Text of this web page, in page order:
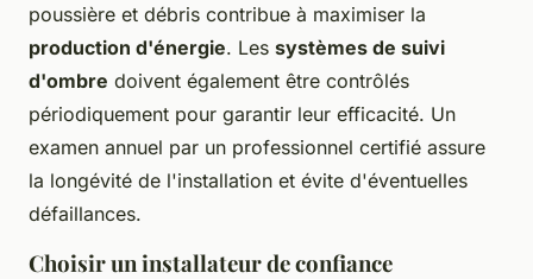
poussière et débris contribue à maximiser la
production d'énergie. Les systèmes de suivi
d'ombre doivent également être contrôlés
périodiquement pour garantir leur efficacité. Un
examen annuel par un professionnel certifié assure
la longévité de l'installation et évite d'éventuelles
défaillances.
Choisir un installateur de confiance